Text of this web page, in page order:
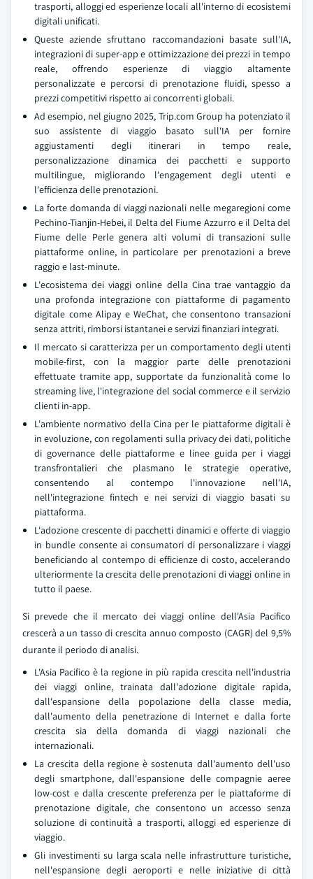
trasporti, alloggi ed esperienze locali all'interno di ecosistemi
digitali unificati.
Queste aziende sfruttano raccomandazioni basate sull'IA,
integrazioni di super-app e ottimizzazione dei prezzi in tempo
reale, offrendo esperienze di viaggio altamente
personalizzate e percorsi di prenotazione fluidi, spesso a
prezzi competitivi rispetto ai concorrenti globali.
Ad esempio, nel giugno 2025, Trip.com Group ha potenziato il
suo assistente di viaggio basato sull'IA per fornire
aggiustamenti degli itinerari in tempo reale,
personalizzazione dinamica dei pacchetti e supporto
multilingue, migliorando l'engagement degli utenti e
l'efficienza delle prenotazioni.
La forte domanda di viaggi nazionali nelle megaregioni come
Pechino-Tianjin-Hebei, il Delta del Fiume Azzurro e il Delta del
Fiume delle Perle genera alti volumi di transazioni sulle
piattaforme online, in particolare per prenotazioni a breve
raggio e last-minute.
L'ecosistema dei viaggi online della Cina trae vantaggio da
una profonda integrazione con piattaforme di pagamento
digitale come Alipay e WeChat, che consentono transazioni
senza attriti, rimborsi istantanei e servizi finanziari integrati.
Il mercato si caratterizza per un comportamento degli utenti
mobile-first, con la maggior parte delle prenotazioni
effettuate tramite app, supportate da funzionalità come lo
streaming live, l'integrazione del social commerce e il servizio
clienti in-app.
L'ambiente normativo della Cina per le piattaforme digitali è
in evoluzione, con regolamenti sulla privacy dei dati, politiche
di governance delle piattaforme e linee guida per i viaggi
transfrontalieri che plasmano le strategie operative,
consentendo al contempo l'innovazione nell'IA,
nell'integrazione fintech e nei servizi di viaggio basati su
piattaforma.
L'adozione crescente di pacchetti dinamici e offerte di viaggio
in bundle consente ai consumatori di personalizzare i viaggi
beneficiando al contempo di efficienze di costo, accelerando
ulteriormente la crescita delle prenotazioni di viaggi online in
tutto il paese.
Si prevede che il mercato dei viaggi online dell'Asia Pacifico
crescerà a un tasso di crescita annuo composto (CAGR) del 9,5%
durante il periodo di analisi.
L'Asia Pacifico è la regione in più rapida crescita nell'industria
dei viaggi online, trainata dall'adozione digitale rapida,
dall'espansione della popolazione della classe media,
dall'aumento della penetrazione di Internet e dalla forte
crescita sia della domanda di viaggi nazionali che
internazionali.
La crescita della regione è sostenuta dall'aumento dell'uso
degli smartphone, dall'espansione delle compagnie aeree
low-cost e dalla crescente preferenza per le piattaforme di
prenotazione digitale, che consentono un accesso senza
soluzione di continuità a trasporti, alloggi ed esperienze di
viaggio.
Gli investimenti su larga scala nelle infrastrutture turistiche,
nell'espansione degli aeroporti e nelle iniziative di città